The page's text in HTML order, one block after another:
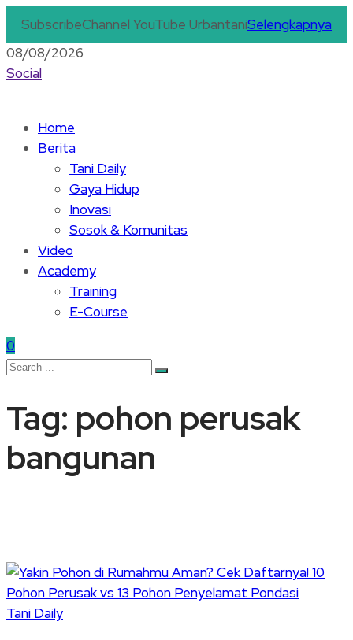
SubscribeChannel YouTube UrbantaniSelengkapnya
08/08/2026
Social
Home
Berita
Tani Daily
Gaya Hidup
Inovasi
Sosok & Komunitas
Video
Academy
Training
E-Course
0
Tag: pohon perusak
bangunan
Tani Daily